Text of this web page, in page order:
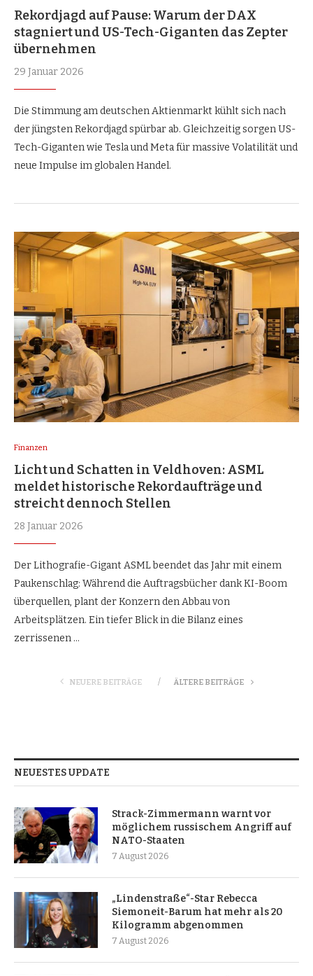
Rekordjagd auf Pause: Warum der DAX
stagniert und US-Tech-Giganten das Zepter
übernehmen
29 Januar 2026
Die Stimmung am deutschen Aktienmarkt kühlt sich nach
der jüngsten Rekordjagd spürbar ab. Gleichzeitig sorgen US-
Tech-Giganten wie Tesla und Meta für massive Volatilität und
neue Impulse im globalen Handel.
Finanzen
Licht und Schatten in Veldhoven: ASML
meldet historische Rekordaufträge und
streicht dennoch Stellen
28 Januar 2026
Der Lithografie-Gigant ASML beendet das Jahr mit einem
Paukenschlag: Während die Auftragsbücher dank KI-Boom
überquellen, plant der Konzern den Abbau von
Arbeitsplätzen. Ein tiefer Blick in die Bilanz eines
zerrissenen …
NEUERE BEITRÄGE ÄLTERE BEITRÄGE
NEUESTES UPDATE
Strack-Zimmermann warnt vor
möglichem russischem Angriff auf
NATO-Staaten
7 August 2026
„Lindenstraße“-Star Rebecca
Siemoneit-Barum hat mehr als 20
Kilogramm abgenommen
7 August 2026